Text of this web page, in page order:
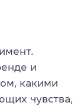
и
какими
чувства,